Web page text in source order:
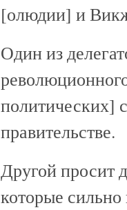
[олюдии] и
Один из
политических]
правительстве.
Другой просит
которые